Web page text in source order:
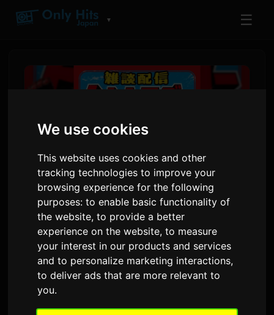
We use cookies
This website uses cookies and other
tracking technologies to improve your
browsing experience for the following
purposes:to enable basic functionality of
the website,to provide a better
experience on the website,to measure
your interest in our products and services
and to personalize marketing interactions,
to deliver ads that are more relevant to
you.
▼ ☰
Ses Aktýory Kikunosuke Toya
we Komedian ORE Tomoda
Täze Gürrüň Berlyşini
Başladýar
Samtarapyndan
3 iýun 2026